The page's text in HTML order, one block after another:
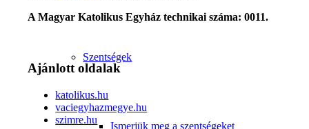
Szentségek
Ismerjük meg a szentségeket
A Magyar Katolikus Egyház technikai száma: 0011.
Ajánlott oldalak
katolikus.hu
vaciegyhazmegye.hu
szimre.hu